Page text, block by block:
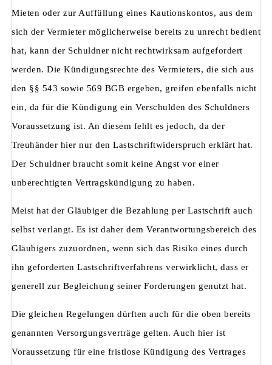
Mieten oder zur Auffüllung eines Kautionskontos, aus dem
sich der Vermieter möglicherweise bereits zu unrecht bedient
hat, kann der Schuldner nicht rechtwirksam aufgefordert
werden. Die Kündigungsrechte des Vermieters, die sich aus
den §§ 543 sowie 569 BGB ergeben, greifen ebenfalls nicht
ein, da für die Kündigung ein Verschulden des Schuldners
Voraussetzung ist. An diesem fehlt es jedoch, da der
Treuhänder hier nur den Lastschriftwiderspruch erklärt hat.
Der Schuldner braucht somit keine Angst vor einer
unberechtigten Vertragskündigung zu haben.
Meist hat der Gläubiger die Bezahlung per Lastschrift auch
selbst verlangt. Es ist daher dem Verantwortungsbereich des
Gläubigers zuzuordnen, wenn sich das Risiko eines durch
ihn geforderten Lastschriftverfahrens verwirklicht, dass er
generell zur Begleichung seiner Forderungen genutzt hat.
Die gleichen Regelungen dürften auch für die oben bereits
genannten Versorgungsverträge gelten. Auch hier ist
Voraussetzung für eine fristlose Kündigung des Vertrages